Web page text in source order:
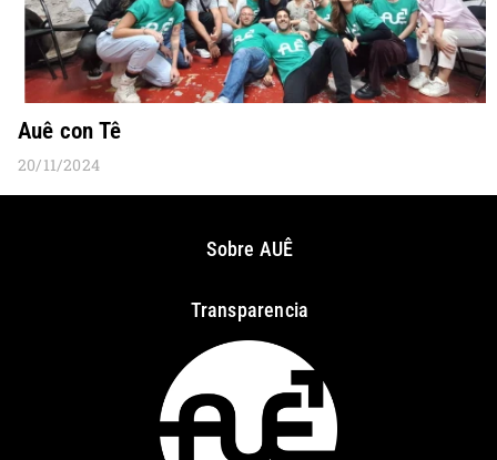
Auê con Tê
20/11/2024
Sobre AUÊ
Transparencia